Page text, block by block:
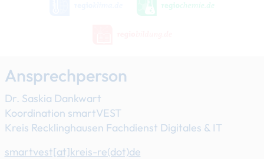
Ansprechperson
Dr. Saskia Dankwart
Koordination smartVEST
Kreis Recklinghausen Fachdienst Digitales & IT
smartvest[at]​kreis-re(dot)de